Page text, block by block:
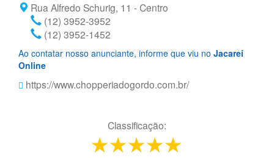
Rua Alfredo Schurig, 11 - Centro
(12) 3952-3952
(12) 3952-1452
Ao contatar nosso anunciante, informe que viu no Jacareí
Online
https://www.chopperiadogordo.com.br/
Classificação:
4 stars
3 stars
2 stars
1 star